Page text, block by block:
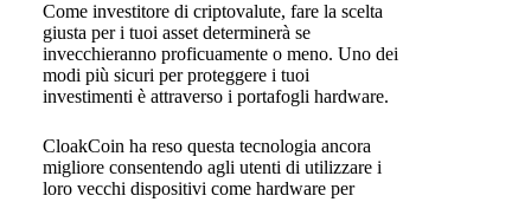
Come investitore di criptovalute, fare la scelta
giusta per i tuoi asset determinerà se
invecchieranno proficuamente o meno. Uno dei
modi più sicuri per proteggere i tuoi
investimenti è attraverso i portafogli hardware.
CloakCoin ha reso questa tecnologia ancora
migliore consentendo agli utenti di utilizzare i
loro vecchi dispositivi come hardware per